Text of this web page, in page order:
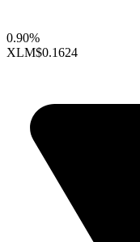
0.90%
XLM$0.1624